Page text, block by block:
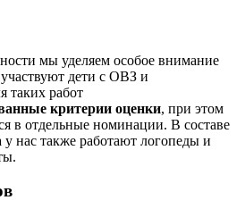
мы уделяем особое внимание
дети с ОВЗ и
таких работ
критерии оценки, при этом
в отдельные номинации. В составе
у нас также работают логопеды и